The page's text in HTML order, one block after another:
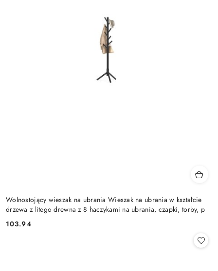
Wolnostojący wieszak na ubrania Wieszak na ubrania w kształcie
drzewa z litego drewna z 8 haczykami na ubrania, czapki, torby, p
Cena:
103.94